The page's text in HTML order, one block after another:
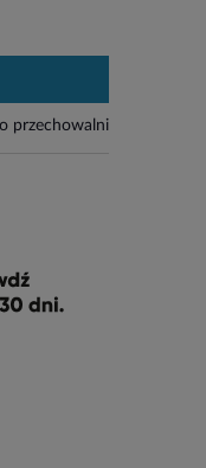
przechowalni